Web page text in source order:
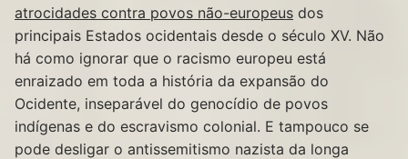
atrocidades contra povos não-europeus dos
principais Estados ocidentais desde o século XV. Não
há como ignorar que o racismo europeu está
enraizado em toda a história da expansão do
Ocidente, inseparável do genocídio de povos
indígenas e do escravismo colonial. E tampouco se
pode desligar o antissemitismo nazista da longa